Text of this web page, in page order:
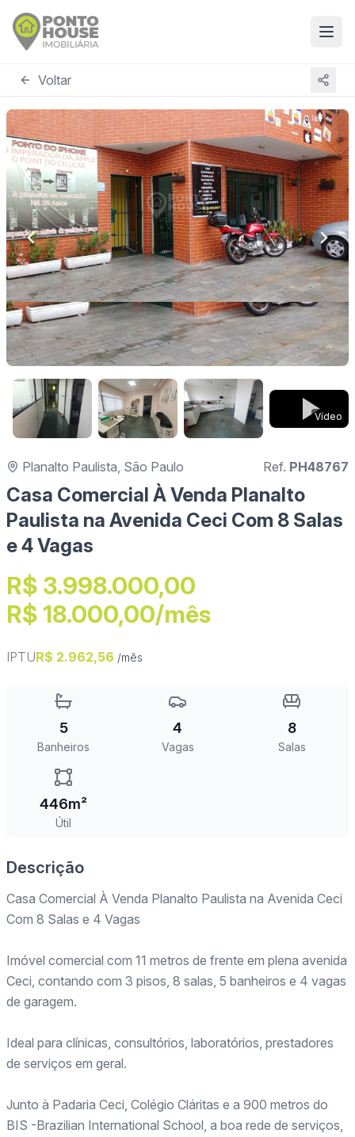
Voltar
Vídeo
Planalto Paulista, São Paulo Ref. PH48767
Casa Comercial À Venda Planalto
Paulista na Avenida Ceci Com 8 Salas
e 4 Vagas
R$ 3.998.000,00
R$ 18.000,00/mês
IPTUR$ 2.962,56 /mês
5
Banheiros
4
Vagas
8
Salas
446m²
Útil
Descrição
Casa Comercial À Venda Planalto Paulista na Avenida Ceci
Com 8 Salas e 4 Vagas
Imóvel comercial com 11 metros de frente em plena avenida
Ceci, contando com 3 pisos, 8 salas, 5 banheiros e 4 vagas
de garagem.
Ideal para clínicas, consultórios, laboratórios, prestadores
de serviços em geral.
Junto à Padaria Ceci, Colégio Cláritas e a 900 metros do
BIS -Brazilian International School, a boa rede de serviços,